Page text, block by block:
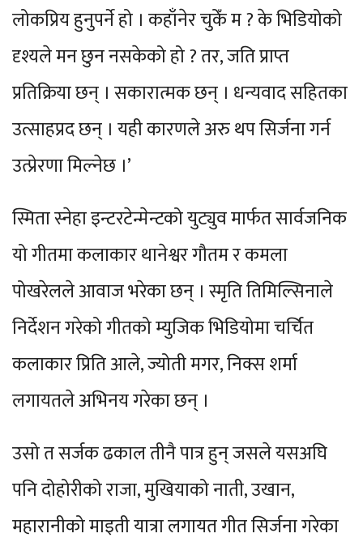
लोकप्रिय हुनुपर्ने हो । कहाँनेर चुकेँ म ? के भिडियोको
दृश्यले मन छुन नसकेको हो ? तर, जति प्राप्त
प्रतिक्रिया छन् । सकारात्मक छन् । धन्यवाद सहितका
उत्साहप्रद छन् । यही कारणले अरु थप सिर्जना गर्न
उत्प्रेरणा मिल्नेछ ।’
स्मिता स्नेहा इन्टरटेन्मेन्टको युट्युव मार्फत सार्वजनिक
यो गीतमा कलाकार थानेश्वर गौतम र कमला
पोखरेलले आवाज भरेका छन् । स्मृति तिमिल्सिनाले
निर्देशन गरेको गीतको म्युजिक भिडियोमा चर्चित
कलाकार प्रिति आले, ज्योती मगर, निक्स शर्मा
लगायतले अभिनय गरेका छन् ।
उसो त सर्जक ढकाल तीनै पात्र हुन् जसले यसअघि
पनि दोहोरीको राजा, मुखियाको नाती, उखान,
महारानीको माइती यात्रा लगायत गीत सिर्जना गरेका